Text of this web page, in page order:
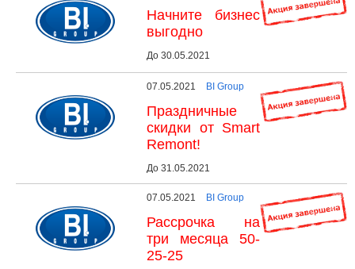
Начните бизнес
выгодно
До 30.05.2021
07.05.2021 BI Group
Праздничные
скидки от Smart
Remont!
До 31.05.2021
07.05.2021 BI Group
Рассрочка на
три месяца 50-
25-25